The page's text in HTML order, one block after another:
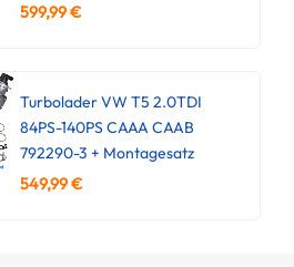
599,99€
Turbolader VW T5 2.0TDI
84PS-140PS CAAA CAAB
792290-3 + Montagesatz
549,99€